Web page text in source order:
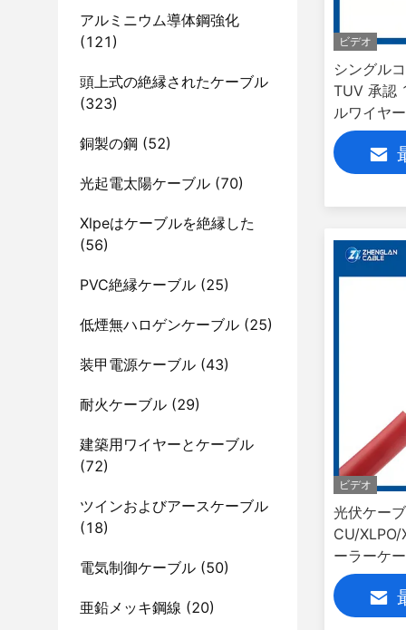
アルミニウム導体鋼強化
(121)
頭上式の絶縁されたケーブル
(323)
銅製の鋼 (52)
光起電太陽ケーブル (70)
Xlpeはケーブルを絶縁した
(56)
PVC絶縁ケーブル (25)
低煙無ハロゲンケーブル (25)
装甲電源ケーブル (43)
耐火ケーブル (29)
建築用ワイヤーとケーブル
(72)
ツインおよびアースケーブル
(18)
電気制御ケーブル (50)
亜鉛メッキ鋼線 (20)
ビデオ
シングル
TUV 承認
ルワイヤ
太陽光発
ビデオ
光伏ケー
CU/
ーラーケ